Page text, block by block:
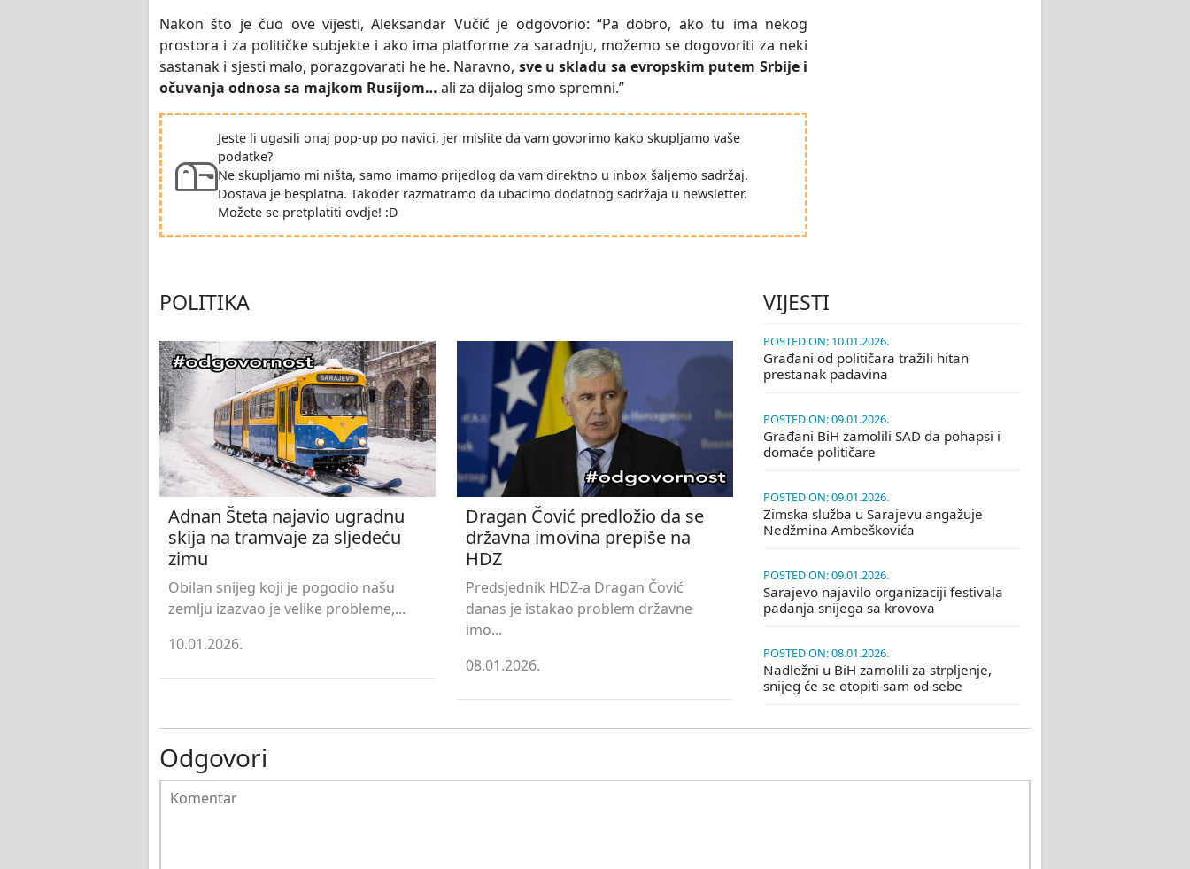
Nakon što je čuo ove vijesti, Aleksandar Vučić je odgovorio: “Pa dobro, ako tu ima nekog
prostora i za političke subjekte i ako ima platforme za saradnju, možemo se dogovoriti za neki
sastanak i sjesti malo, porazgovarati he he. Naravno, sve u skladu sa evropskim putem Srbije i
očuvanja odnosa sa majkom Rusijom… ali za dijalog smo spremni.”
Jeste li ugasili onaj pop-up po navici, jer mislite da vam govorimo kako skupljamo vaše
podatke?
Ne skupljamo mi ništa, samo imamo prijedlog da vam direktno u inbox šaljemo sadržaj.
Dostava je besplatna. Također razmatramo da ubacimo dodatnog sadržaja u newsletter.
Možete se pretplatiti ovdje! :D
POLITIKA
Adnan Šteta najavio ugradnu
skija na tramvaje za sljedeću
zimu
Obilan snijeg koji je pogodio našu
zemlju izazvao je velike probleme,...
10.01.2026.
Dragan Čović predložio da se
državna imovina prepiše na
HDZ
Predsjednik HDZ-a Dragan Čović
danas je istakao problem državne
imo...
08.01.2026.
VIJESTI
POSTED ON: 10.01.2026.
Građani od političara tražili hitan
prestanak padavina
POSTED ON: 09.01.2026.
Građani BiH zamolili SAD da pohapsi i
domaće političare
POSTED ON: 09.01.2026.
Zimska služba u Sarajevu angažuje
Nedžmina Ambeškovića
POSTED ON: 09.01.2026.
Sarajevo najavilo organizaciji festivala
padanja snijega sa krovova
POSTED ON: 08.01.2026.
Nadležni u BiH zamolili za strpljenje,
snijeg će se otopiti sam od sebe
Odgovori